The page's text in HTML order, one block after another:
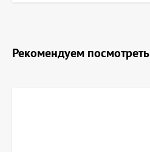
Рекомендуем посмотреть